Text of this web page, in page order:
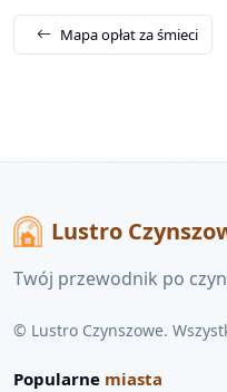
Mapa opłat za śmieci
Lustro
Twój przewodnik po
© Lustro Czynszowe.
Popularne miasta